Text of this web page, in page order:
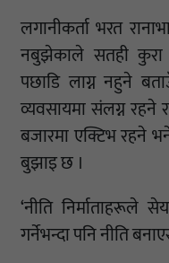
लगानीकर्ता भरत
नबुझेकाले सतही कुरा
पछाडि लाग्न नहुने
व्यवसायमा संलग्न रहने
बजारमा एक्टिभ रहने
बुझाइ छ ।
‘नीति निर्माताहरूले
गर्नेभन्दा पनि नीति